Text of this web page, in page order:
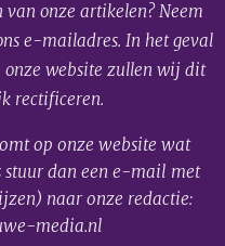
van onze artikelen? Neem
e-mailadres. In het geval
website zullen wij dit
rectificeren.
op onze website wat
stuur dan een e-mail met
naar onze redactie:
media.nl